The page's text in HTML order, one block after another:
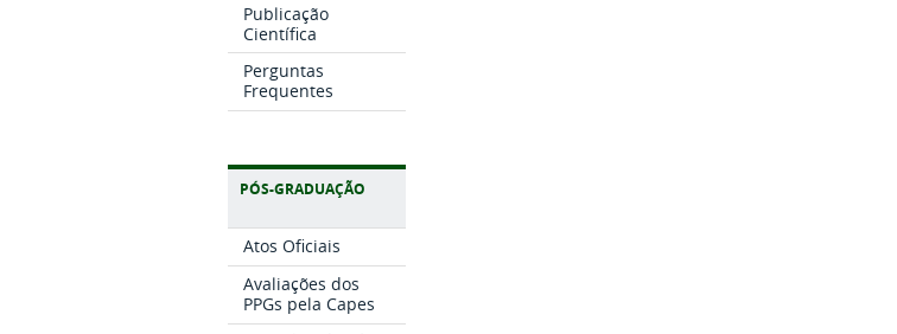
Publicação
Científica
Perguntas
Frequentes
PÓS-GRADUAÇÃO
Atos Oficiais
Avaliações dos
PPGs pela Capes